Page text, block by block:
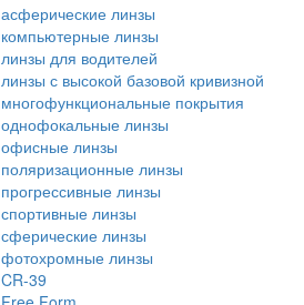
асферические линзы
компьютерные линзы
линзы для водителей
линзы с высокой базовой кривизной
многофункциональные покрытия
однофокальные линзы
офисные линзы
поляризационные линзы
прогрессивные линзы
спортивные линзы
сферические линзы
фотохромные линзы
CR-39